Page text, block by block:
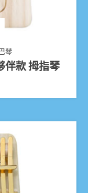
琴
伴款 拇指琴